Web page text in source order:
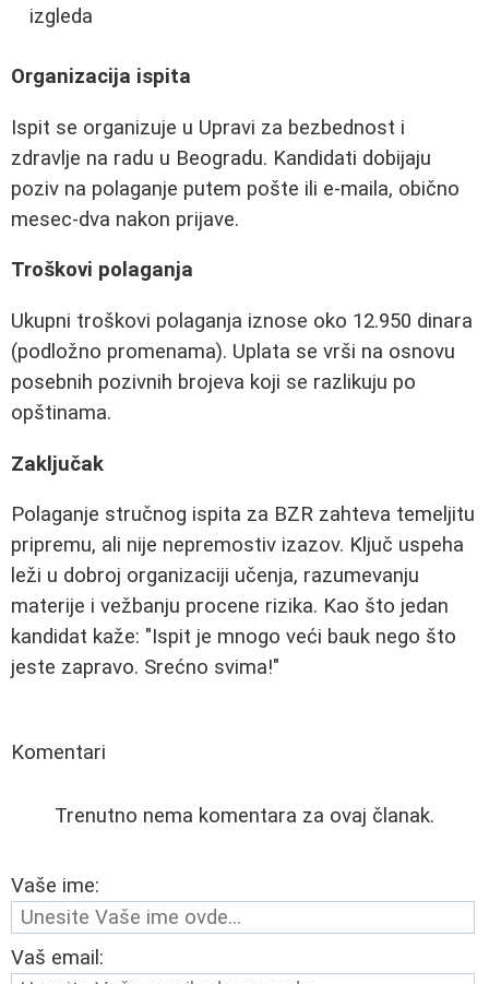
izgleda
Organizacija ispita
Ispit se organizuje u Upravi za bezbednost i
zdravlje na radu u Beogradu. Kandidati dobijaju
poziv na polaganje putem pošte ili e-maila, obično
mesec-dva nakon prijave.
Troškovi polaganja
Ukupni troškovi polaganja iznose oko 12.950 dinara
(podložno promenama). Uplata se vrši na osnovu
posebnih pozivnih brojeva koji se razlikuju po
opštinama.
Zaključak
Polaganje stručnog ispita za BZR zahteva temeljitu
pripremu, ali nije nepremostiv izazov. Ključ uspeha
leži u dobroj organizaciji učenja, razumevanju
materije i vežbanju procene rizika. Kao što jedan
kandidat kaže: "Ispit je mnogo veći bauk nego što
jeste zapravo. Srećno svima!"
Komentari
Trenutno nema komentara za ovaj članak.
Vaše ime:
Vaš email: